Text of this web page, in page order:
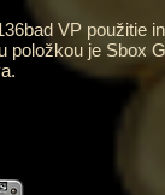
VP použitie
položkou je Sbox